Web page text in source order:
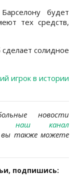
будет
тех средств,
солидное
игрок в истории
новости
наш канал
также можете
подпишись: